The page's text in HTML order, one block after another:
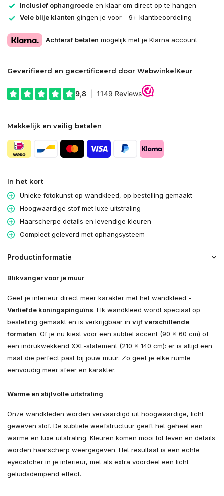
Inclusief ophangroede en klaar om direct op te hangen
Vele blije klanten gingen je voor - 9+ klantbeoordeling
Achteraf betalen mogelijk met je Klarna account
Geverifieerd en gecertificeerd door WebwinkelKeur
Makkelijk en veilig betalen
In het kort
Unieke fotokunst op wandkleed, op bestelling gemaakt
Hoogwaardige stof met luxe uitstraling
Haarscherpe details en levendige kleuren
Compleet geleverd met ophangsysteem
Productinformatie
Blikvanger voor je muur
Geef je interieur direct meer karakter met het wandkleed -
Verliefde koningspinguïns. Elk wandkleed wordt speciaal op
bestelling gemaakt en is verkrijgbaar in vijf verschillende
formaten. Of je nu kiest voor een subtiel accent (90 × 60 cm) of
een indrukwekkend XXL-statement (210 × 140 cm): er is altijd een
maat die perfect past bij jouw muur. Zo geef je elke ruimte
eenvoudig meer sfeer en karakter.
Warme en stijlvolle uitstraling
Onze wandkleden worden vervaardigd uit hoogwaardige, licht
geweven stof. De subtiele weefstructuur geeft het geheel een
warme en luxe uitstraling. Kleuren komen mooi tot leven en details
worden haarscherp weergegeven. Het resultaat is een echte
eyecatcher in je interieur, met als extra voordeel een licht
geluidsdempend effect.